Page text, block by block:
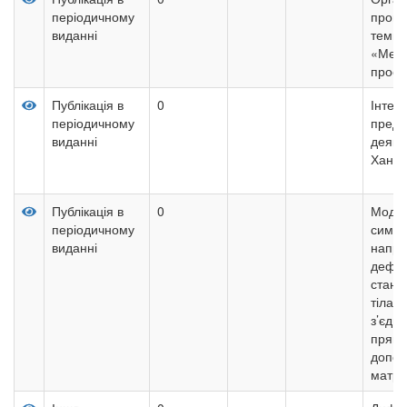
періодичному
виданні
темы
Публікація в
періодичному
виданні
0
Публікація в
періодичному
виданні
0
тіла